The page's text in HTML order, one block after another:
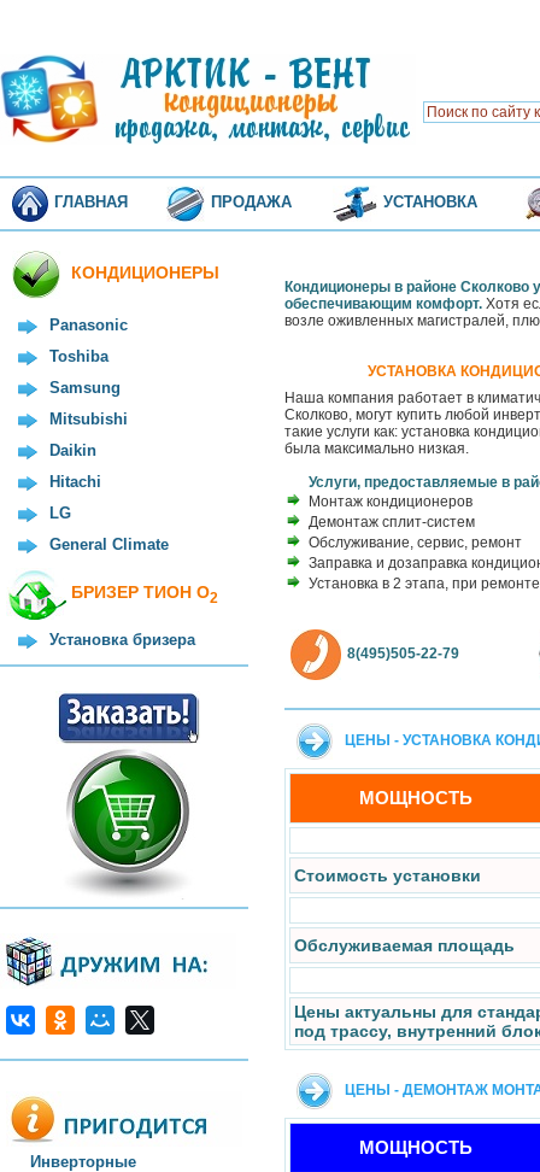
ГЛАВНАЯ ПРОДАЖА УСТАНОВКА
КОНДИЦИОНЕРЫ
Panasonic
Toshiba
Samsung
Mitsubishi
Daikin
Hitachi
LG
General Climate
БРИЗЕР ТИОН О2
Установка бризера
Инверторные
Кондиционеры в районе
обеспечивающим комфорт. Хотя
возле оживленных магистралей,
УСТАНОВКА
Наша компания работает в
Сколково, могут купить любой
такие услуги как: установка
была максимально низкая.
Услуги, предоставляемые в
Монтаж кондиционеров
Демонтаж сплит-систем
Обслуживание, сервис, ремонт
Заправка и дозаправка
Установка в 2 этапа, при ремонте
8(495)505-22-79
ЦЕНЫ - УСТАНОВКА
МОЩНОСТЬ
Стоимость установки
Обслуживаемая площадь
Цены актуальны для
под трассу, внутренний
ЦЕНЫ - ДЕМОНТАЖ
МОЩНОСТЬ